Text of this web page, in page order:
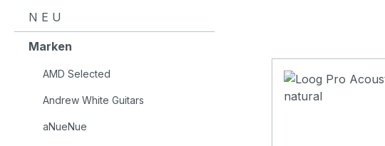
N E U
Marken
AMD Selected
Andrew White Guitars
aNueNue